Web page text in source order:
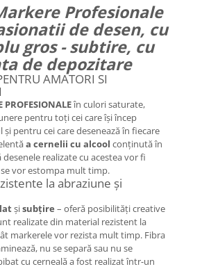
Profesionale
de desen, cu
gros - subtire, cu
de depozitare
AMATORI SI
PROFESIONALEîn culori saturate,
pentru toți cei care își încep
pentru cei care desenează în fiecare
a cernelii cu alcool conținută în
realizate cu acestea vor fi
vor estompa mult timp.
la abraziune și
șisubțire – oferă posibilități creative
realizate din material rezistent la
markerele vor rezista mult timp. Fibra
nu se separă sau nu se
cu cerneală a fost realizat într-un